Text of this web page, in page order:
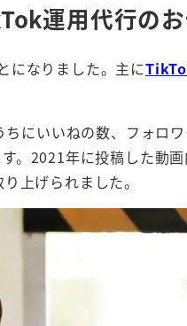
運用代行の
になりました。主に
にいいねの数、フォロ
。2021年に投稿した動
上げられました。
詳細を見る
詳細を見る